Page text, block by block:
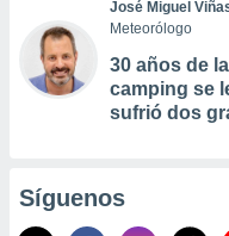
José Miguel
Meteorólogo
30 años de
camping se
sufrió dos
Síguenos